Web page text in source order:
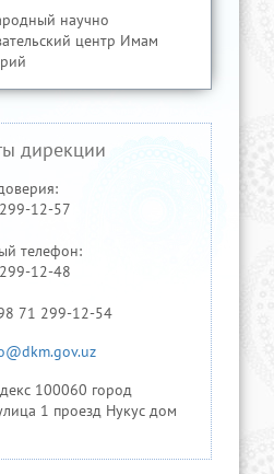
научно
центр Имам
дирекции
12-57
телефон:
12-48
71 299-12-54
100060 город
1 проезд Нукус дом